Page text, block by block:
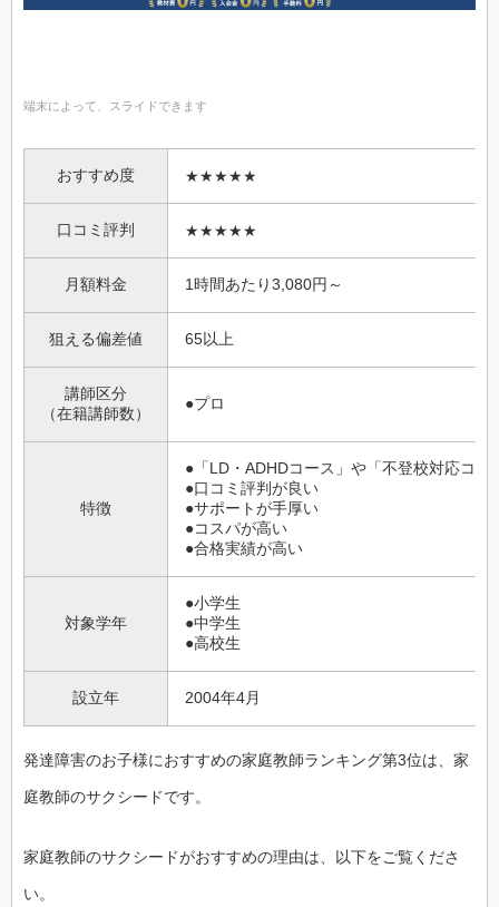
端末によって、スライドできます
おすすめ度 ★★★★★
口コミ評判 ★★★★★
月額料金 1時間あたり3,080円～
狙える偏差値 65以上
講師区分
（在籍講師数）
●プロ
特徴
●「LD・ADHDコース」や「不登校対応コー
●口コミ評判が良い
●サポートが手厚い
●コスパが高い
●合格実績が高い
対象学年
●小学生
●中学生
●高校生
設立年 2004年4月
発達障害のお子様におすすめの家庭教師ランキング第3位は、家
庭教師のサクシードです。
家庭教師のサクシードがおすすめの理由は、以下をご覧くださ
い。